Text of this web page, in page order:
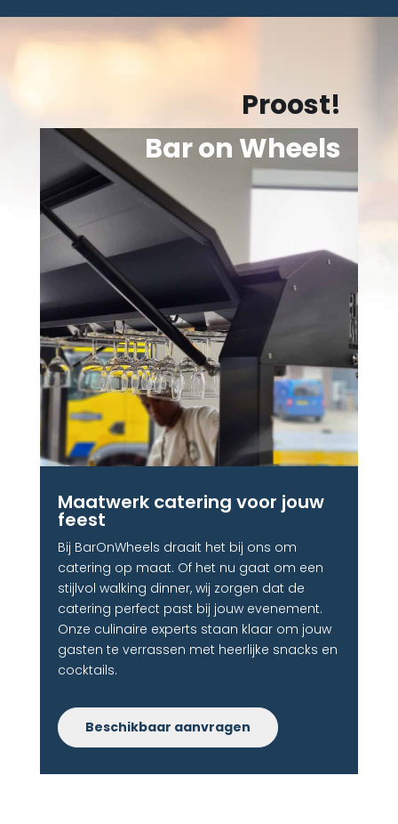
Proost!
Bar on Wheels
Maatwerk catering voor jouw
feest
Bij BarOnWheels draait het bij ons om
catering op maat. Of het nu gaat om een
stijlvol walking dinner, wij zorgen dat de
catering perfect past bij jouw evenement.
Onze culinaire experts staan klaar om jouw
gasten te verrassen met heerlijke snacks en
cocktails.
Beschikbaar aanvragen